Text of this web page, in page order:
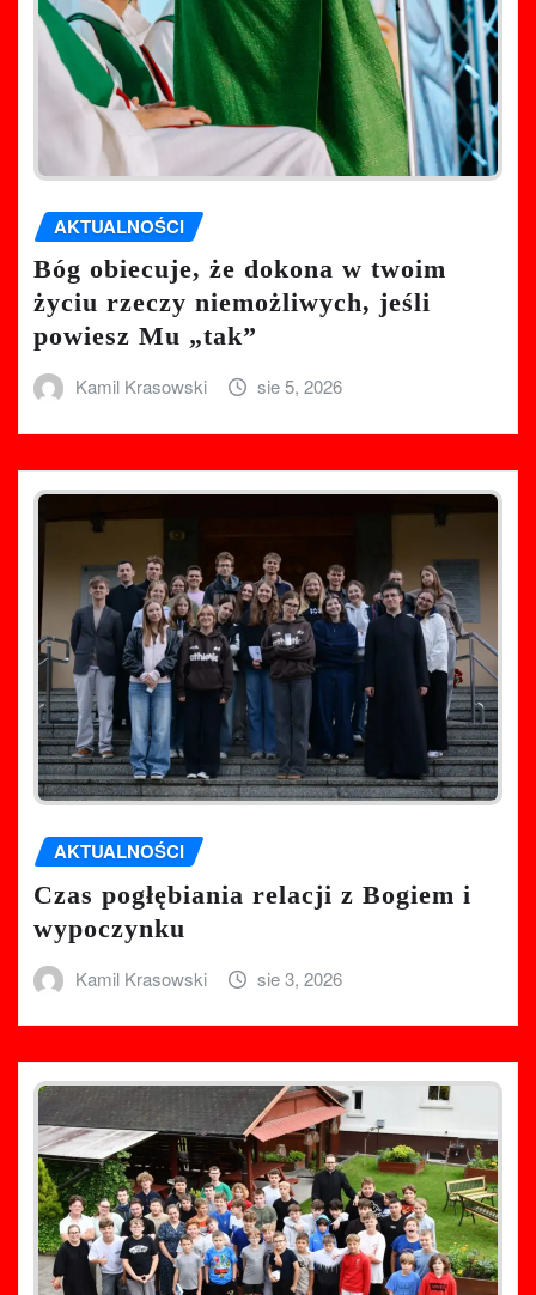
AKTUALNOŚCI
Bóg obiecuje, że dokona w twoim
życiu rzeczy niemożliwych, jeśli
powiesz Mu „tak”
Kamil Krasowski sie 5, 2026
AKTUALNOŚCI
Czas pogłębiania relacji z Bogiem i
wypoczynku
Kamil Krasowski sie 3, 2026